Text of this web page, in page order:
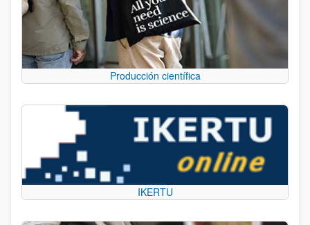
Producción científica
IKERTU